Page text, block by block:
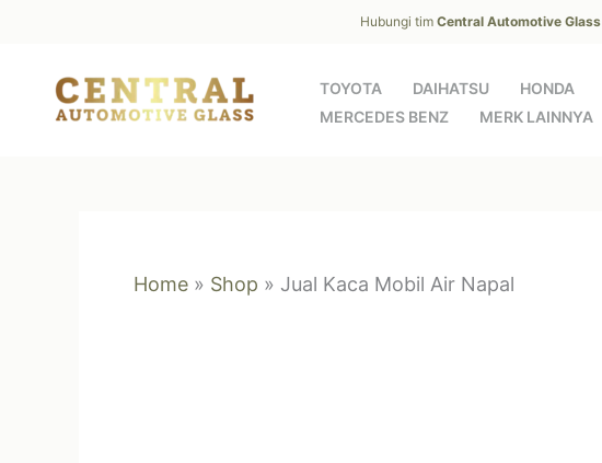
content
Hubungi tim Central Automotive Glass
TOYOTA DAIHATSU HONDA
MERCEDES BENZ
MERK LAINNYA
Home » Shop » Jual Kaca Mobil Air Napal